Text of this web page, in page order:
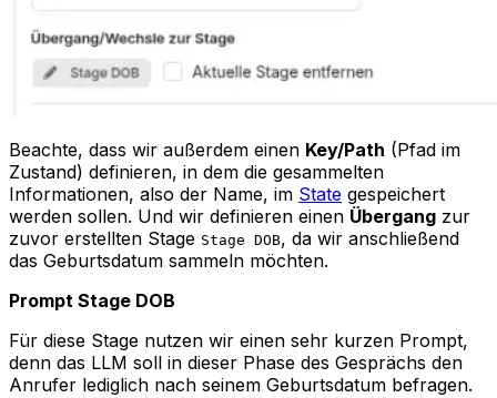
Beachte, dass wir außerdem einen Key/Path (Pfad im
Zustand) definieren, in dem die gesammelten
Informationen, also der Name, im State gespeichert
werden sollen. Und wir definieren einen Übergang zur
zuvor erstellten Stage Stage DOB, da wir anschließend
das Geburtsdatum sammeln möchten.
Prompt Stage DOB
Für diese Stage nutzen wir einen sehr kurzen Prompt,
denn das LLM soll in dieser Phase des Gesprächs den
Anrufer lediglich nach seinem Geburtsdatum befragen.